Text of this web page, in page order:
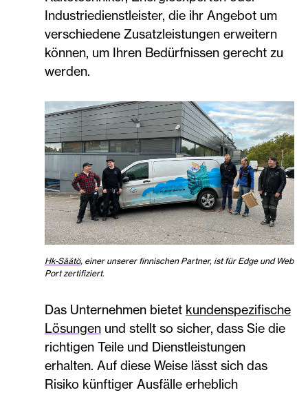
Industriedienstleister, die ihr Angebot um
verschiedene Zusatzleistungen erweitern
können, um Ihren Bedürfnissen gerecht zu
werden.
Hk-Säätö, einer unserer finnischen Partner, ist für Edge und Web
Port zertifiziert.
Das Unternehmen bietet kundenspezifische
Lösungen und stellt so sicher, dass Sie die
richtigen Teile und Dienstleistungen
erhalten. Auf diese Weise lässt sich das
Risiko künftiger Ausfälle erheblich